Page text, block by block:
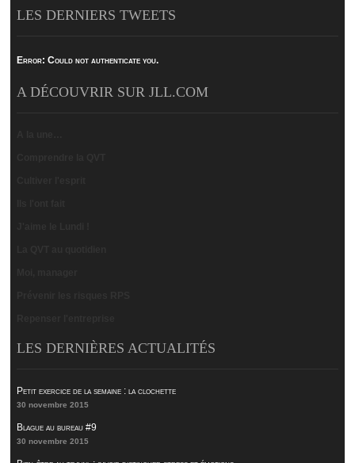
LES DERNIERS TWEETS
Error: Could not authenticate you.
A DÉCOUVRIR SUR JLL.COM
LES DERNIÈRES ACTUALITÉS
Petit exercice de la semaine : la clochette
30 novembre 2015
Blague au bureau #9
30 novembre 2015